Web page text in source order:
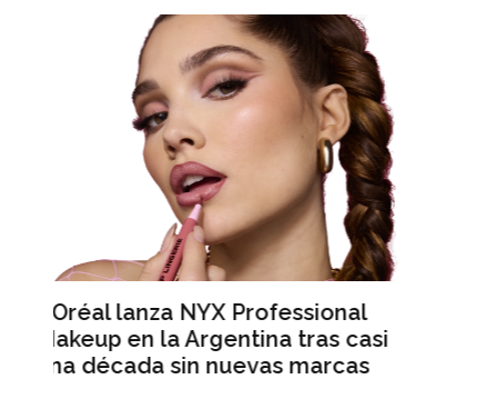
casi
Anna Sbuttoni: "Tuvimos cuatro
meses consecutivos de tráfico
récord y publicamos menos